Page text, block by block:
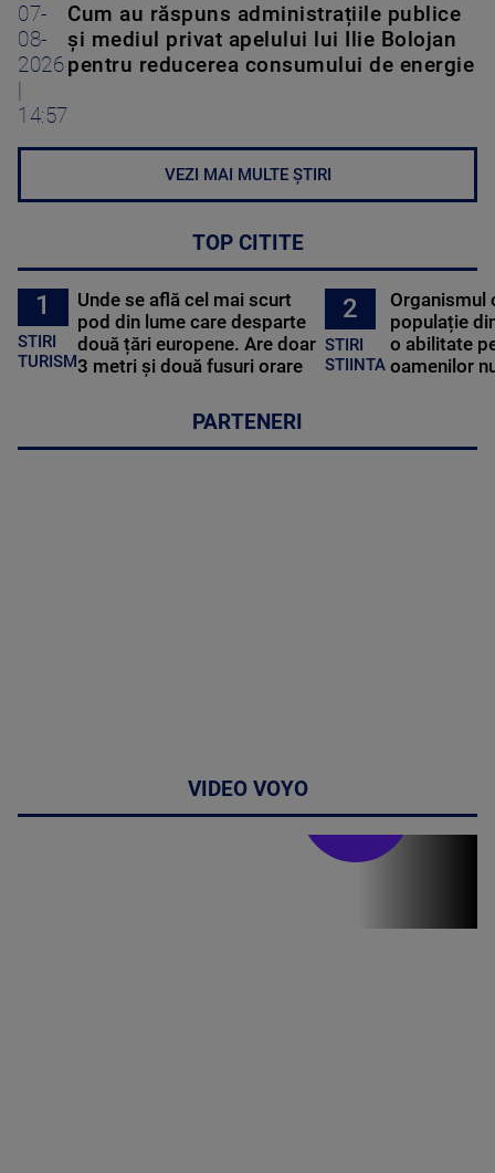
07-
08-
2026
|
14:57
Cum au răspuns administrațiile publice
și mediul privat apelului lui Ilie Bolojan
pentru reducerea consumului de energie
VEZI MAI MULTE ȘTIRI
TOP CITITE
1
STIRI
TURISM
Unde se află cel mai scurt
pod din lume care desparte
două țări europene. Are doar
3 metri și două fusuri orare
2
STIRI
STIINTA
Organismul
populație
o abilitate
oamenilor
PARTENERI
VIDEO VOYO
Stirile PRO TV